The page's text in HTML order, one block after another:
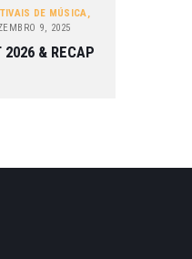
DE MÚSICA,
9, 2025
2026 & RECAP